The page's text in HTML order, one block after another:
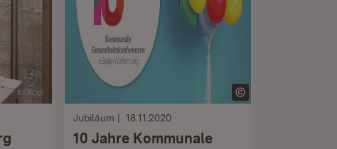
Jubiläum 18.11.2020
10 Jahre Kommunale